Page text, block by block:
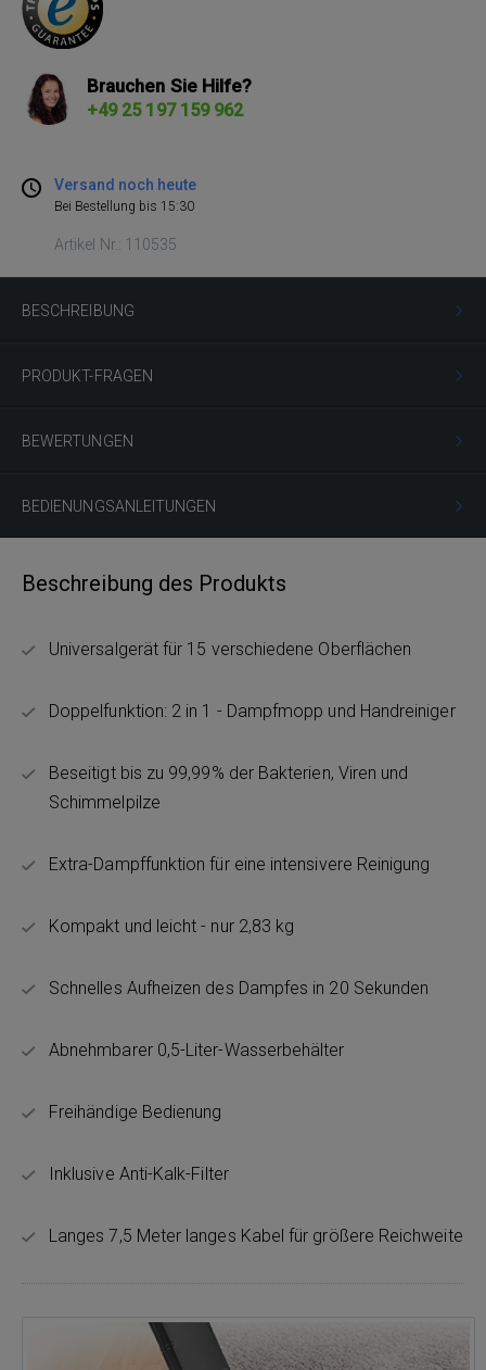
Brauchen Sie Hilfe?
+49 25 197 159 962
Versand noch heute
Bei Bestellung bis 15:30
Artikel Nr.: 110535
BESCHREIBUNG
PRODUKT-FRAGEN
BEWERTUNGEN
BEDIENUNGSANLEITUNGEN
Beschreibung des Produkts
Universalgerät für 15 verschiedene Oberflächen
Doppelfunktion: 2 in 1 - Dampfmopp und Handreiniger
Beseitigt bis zu 99,99% der Bakterien, Viren und
Schimmelpilze
Extra-Dampffunktion für eine intensivere Reinigung
Kompakt und leicht - nur 2,83 kg
Schnelles Aufheizen des Dampfes in 20 Sekunden
Abnehmbarer 0,5-Liter-Wasserbehälter
Freihändige Bedienung
Inklusive Anti-Kalk-Filter
Langes 7,5 Meter langes Kabel für größere Reichweite